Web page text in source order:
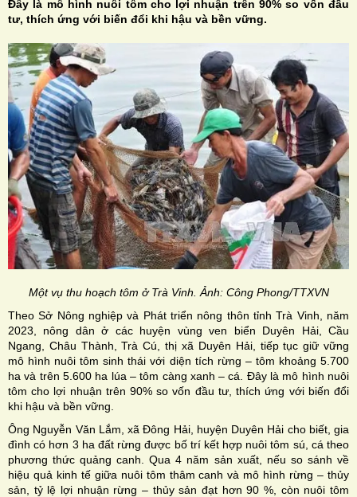
Đây là mô hình nuôi tôm cho lợi nhuận trên 90% so vốn đầu
tư, thích ứng với biến đổi khi hậu và bền vững.
Một vụ thu hoạch tôm ở Trà Vinh. Ảnh: Công Phong/TTXVN
Theo Sở Nông nghiệp và Phát triển nông thôn tỉnh Trà Vinh, năm
2023, nông dân ở các huyện vùng ven biển Duyên Hải, Cầu
Ngang, Châu Thành, Trà Cú, thị xã Duyên Hải, tiếp tục giữ vững
mô hình nuôi tôm sinh thái với diện tích rừng – tôm khoảng 5.700
ha và trên 5.600 ha lúa – tôm càng xanh – cá. Đây là mô hình nuôi
tôm cho lợi nhuận trên 90% so vốn đầu tư, thích ứng với biến đổi
khi hậu và bền vững.
Ông Nguyễn Văn Lắm, xã Đông Hải, huyện Duyên Hải cho biết, gia
đình có hơn 3 ha đất rừng được bố trí kết hợp nuôi tôm sú, cá theo
phương thức quảng canh. Qua 4 năm sản xuất, nếu so sánh về
hiệu quả kinh tế giữa nuôi tôm thâm canh và mô hình rừng – thủy
sản, tỷ lệ lợi nhuận rừng – thủy sản đạt hơn 90 %, còn nuôi tôm